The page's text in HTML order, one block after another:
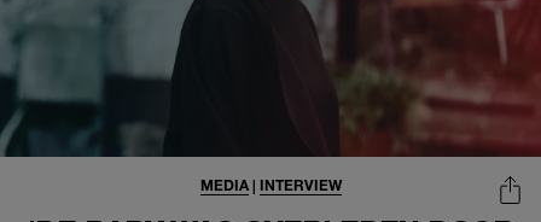
MEDIA| INTERVIEW